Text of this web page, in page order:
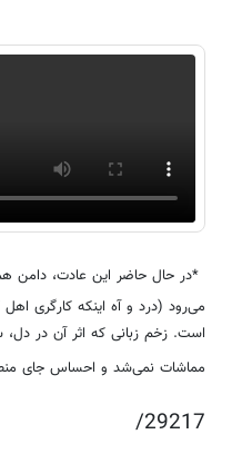
*در حال حاضر این عادت، دامن
می‌رود (درد و آه اینکه کارگری
است. زخم زبانی که اثر آن در دل،
مماشات نمی‌شد و احساس جای
/29217